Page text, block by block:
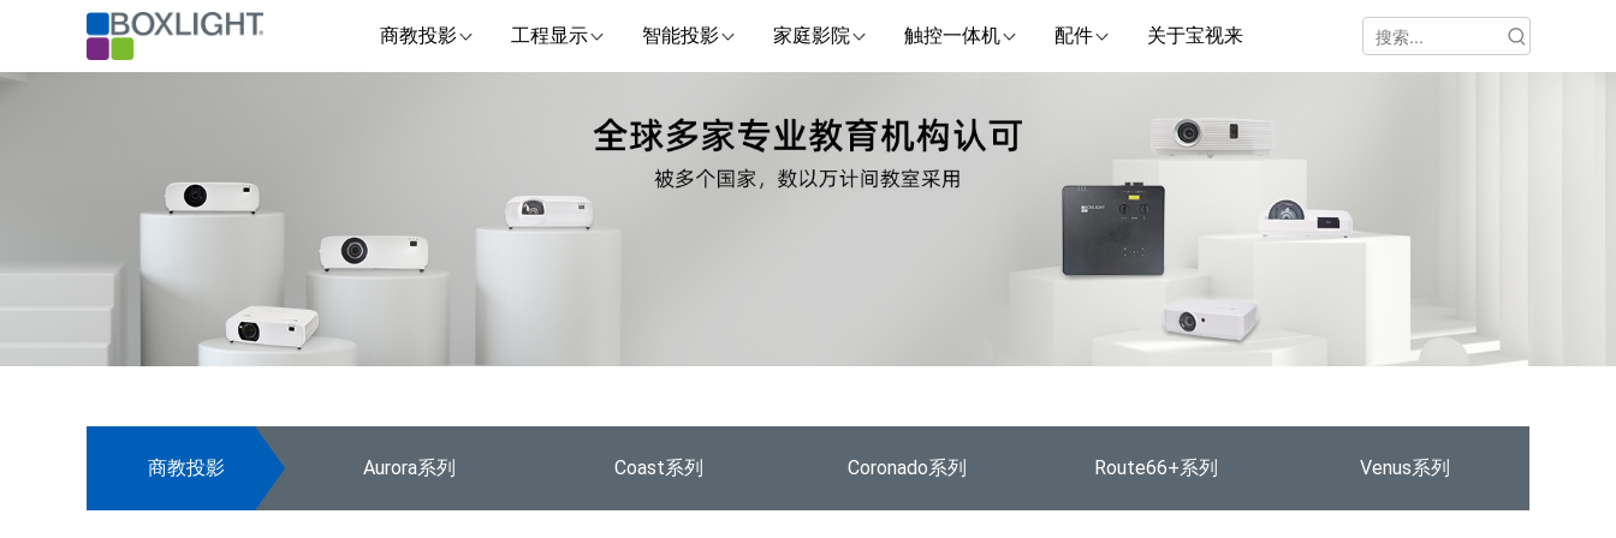
商教投影 工程显示 智能投影 家庭影院 触控一体机 配件 关于宝视来
商教投影 Aurora系列 Coast系列 Coronado系列 Route66+系列 Venus系列